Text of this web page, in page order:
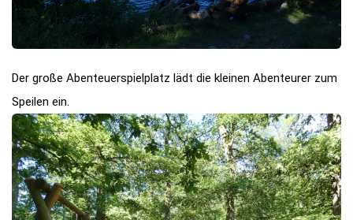
Der große Abenteuerspielplatz lädt die kleinen Abenteurer zum
Speilen ein.